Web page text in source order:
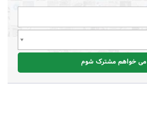
می خواهم مشترک شوم